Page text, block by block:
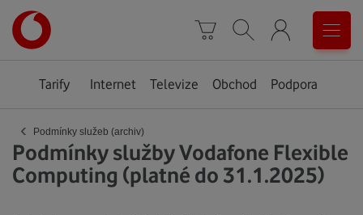
stránka
Košík
Vyhledávání
Menu
Tarify Internet Televize Obchod Podpora
‹ Podmínky služeb (archiv)
Podmínky služby Vodafone Flexible
Computing (platné do 31.1.2025)